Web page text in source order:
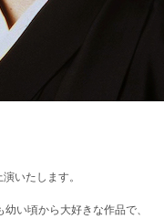
いたします。
い頃から大好きな作品で、